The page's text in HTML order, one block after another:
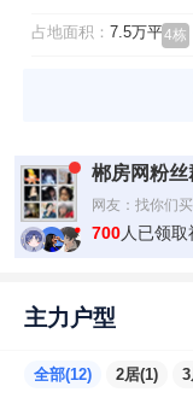
4栋
占地面积： 7.5万平米
郴房网粉丝
网友：真的有
网友：找你们
网友：现在房价
700人已领取
主力户型
全部(12) 2居(1)